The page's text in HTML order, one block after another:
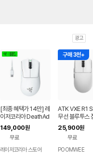
광고
[최종 혜택가 14만] 레
이저코리아 DeathAd
der V3 Pro e스포츠
무선 게이밍 마우스 화
이트
149,000원
무료
레이저코리아 스토어
구매 3천+
ATK VXE R1
무선 블루투스
게이밍 마우스
품 화이트
25,900원
무료
POOMWEE